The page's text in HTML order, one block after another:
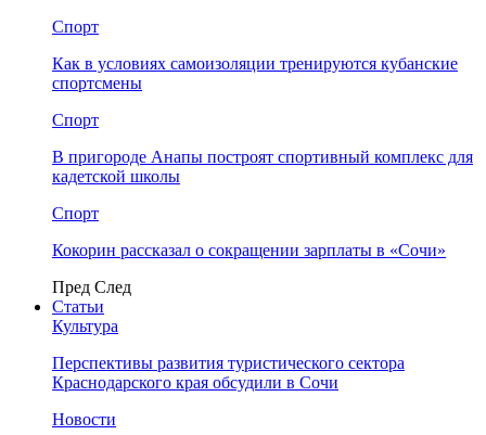
Спорт
Как в условиях самоизоляции тренируются кубанские
спортсмены
Спорт
В пригороде Анапы построят спортивный комплекс для
кадетской школы
Спорт
Кокорин рассказал о сокращении зарплаты в «Сочи»
Пред След
Статьи
Культура
Перспективы развития туристического сектора
Краснодарского края обсудили в Сочи
Новости